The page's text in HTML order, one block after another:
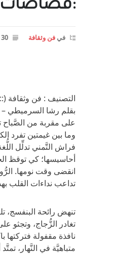
:قصاصات
في فن وثقافة 30 أبريل، 2014
التصنيف : فن وثقافة
بقلم رشا السرميطي
على مقربة من
وما بين غيمتين تفرد
فراش التَّمني تدلِّل
أحاسيسها؛ كي توقظ
انقضى وقت نومها.
تداعب نداءات القلب
تنهض رائحة البنفسج،
تغادر الزُّجاج، وتجثو
نافذة مقفولة
متباهيَّة في النَّهار،